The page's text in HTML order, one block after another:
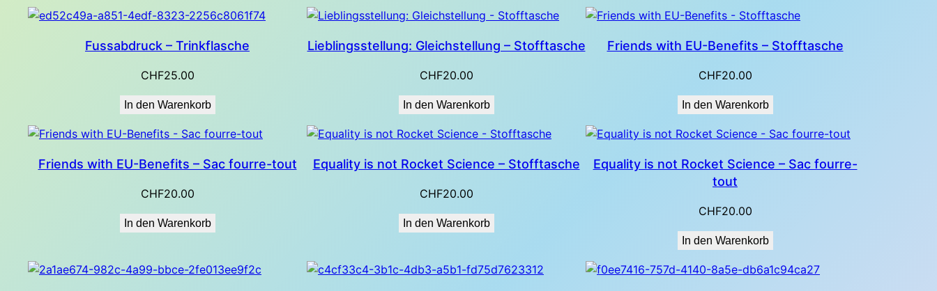
Fussabdruck – Trinkflasche
CHF25.00
In den Warenkorb
Lieblingsstellung: Gleichstellung – Stofftasche
CHF20.00
In den Warenkorb
Friends with EU-Benefits – Stofftasche
CHF20.00
In den Warenkorb
Friends with EU-Benefits – Sac fourre-tout
CHF20.00
In den Warenkorb
Equality is not Rocket Science – Stofftasche
CHF20.00
In den Warenkorb
Equality is not Rocket Science – Sac fourre-
tout
CHF20.00
In den Warenkorb